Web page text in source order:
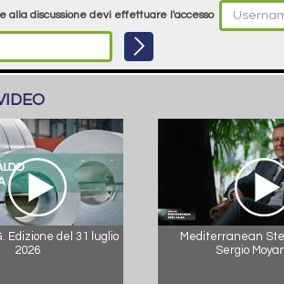
alla discussione devi effettuare l'accesso
Edizione del 31 luglio
2026
Mediterranean
Sergio